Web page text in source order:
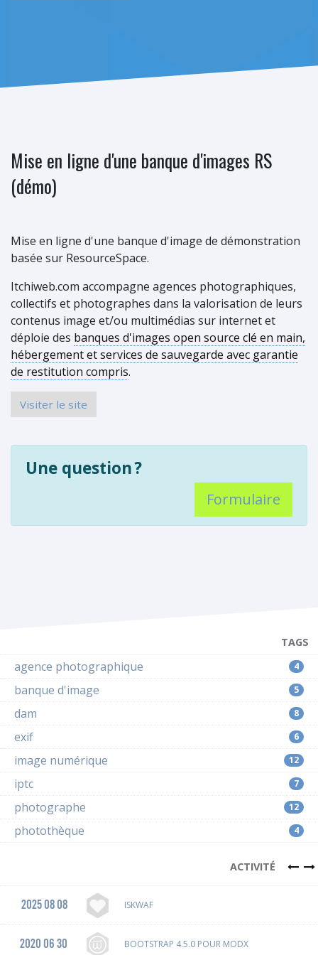
Mise en ligne d'une banque d'images RS
(démo)
Mise en ligne d'une banque d'image de démonstration
basée sur ResourceSpace.
Itchiweb.com accompagne agences photographiques,
collectifs et photographes dans la valorisation de leurs
contenus image et/ou multimédias sur internet et
déploie des banques d'images open source clé en main,
hébergement et services de sauvegarde avec garantie
de restitution compris.
Visiter le site
Une question?
Formulaire
TAGS
agence photographique 4
banque d'image 5
dam 8
exif 6
image numérique 12
iptc 7
photographe 12
photothèque 4
ACTIVITÉ
2025 08 08 ISKWAF
2020 06 30 BOOTSTRAP 4.5.0 POUR MODX